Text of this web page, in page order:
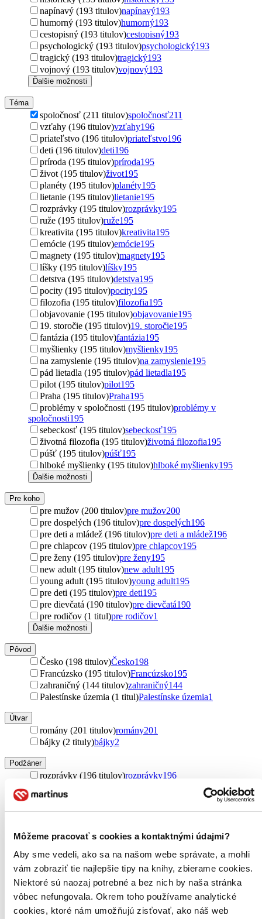
Môžeme pracovať s cookies a kontaktnými údajmi?
Aby sme vedeli, ako sa na našom webe správate, a mohli
vám zobraziť tie najlepšie tipy na knihy, zbierame cookies.
Niektoré sú naozaj potrebné a bez nich by naša stránka
vôbec nefungovala. Okrem toho používame analytické
cookies, ktoré nám umožňujú zisťovať, ako náš web
napínavý (193 titulov)napínavý193
humorný (193 titulov)humorný193
cestopisný (193 titulov)cestopisný193
psychologický (193 titulov)psychologický193
tragický (193 titulov)tragický193
vojnový (193 titulov)vojnový193
Ďalšie možnosti
Téma
spoločnosť (211 titulov)spoločnosť211
vzťahy (196 titulov)vzťahy196
priateľstvo (196 titulov)priateľstvo196
deti (196 titulov)deti196
príroda (195 titulov)príroda195
život (195 titulov)život195
planéty (195 titulov)planéty195
lietanie (195 titulov)lietanie195
rozprávky (195 titulov)rozprávky195
ruže (195 titulov)ruže195
kreativita (195 titulov)kreativita195
emócie (195 titulov)emócie195
magnety (195 titulov)magnety195
líšky (195 titulov)líšky195
detstva (195 titulov)detstva195
pocity (195 titulov)pocity195
filozofia (195 titulov)filozofia195
objavovanie (195 titulov)objavovanie195
19. storočie (195 titulov)19. storočie195
fantázia (195 titulov)fantázia195
myšlienky (195 titulov)myšlienky195
na zamyslenie (195 titulov)na zamyslenie195
pád lietadla (195 titulov)pád lietadla195
pilot (195 titulov)pilot195
Praha (195 titulov)Praha195
problémy v spoločnosti (195 titulov)problémy v
spoločnosti195
sebeckosť (195 titulov)sebeckosť195
životná filozofia (195 titulov)životná filozofia195
púšť (195 titulov)púšť195
hlboké myšlienky (195 titulov)hlboké myšlienky195
Ďalšie možnosti
Pre koho
pre mužov (200 titulov)pre mužov200
pre dospelých (196 titulov)pre dospelých196
pre deti a mládež (196 titulov)pre deti a mládež196
pre chlapcov (195 titulov)pre chlapcov195
pre ženy (195 titulov)pre ženy195
new adult (195 titulov)new adult195
young adult (195 titulov)young adult195
pre deti (195 titulov)pre deti195
pre dievčatá (190 titulov)pre dievčatá190
pre rodičov (1 titul)pre rodičov1
Ďalšie možnosti
Pôvod
Česko (198 titulov)Česko198
Francúzsko (195 titulov)Francúzsko195
zahraničný (144 titulov)zahraničný144
Palestínske územia (1 titul)Palestínske územia1
Útvar
romány (201 titulov)romány201
bájky (2 tituly)bájky2
Podžáner
rozprávky (196 titulov)rozprávky196
2025 (0 titulov)
2025
2024 (0 titulov)
2023 (0 titulov) 2023
2022 (0 titulov)2022
2021 a staršie (0 titulov) 2021 a staršie
Autor